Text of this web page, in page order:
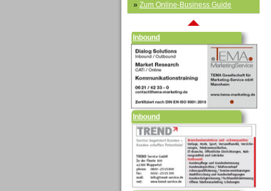
» Zum Online-Business Guide
Inbound
Inbound
Inbound